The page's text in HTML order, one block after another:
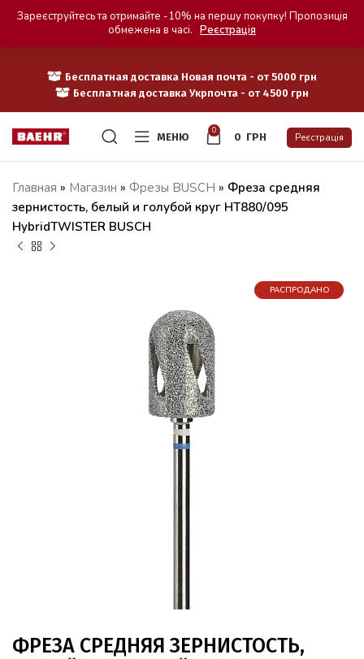
Бесплатная доставка Новая почта - от 5000 грн
Бесплатная доставка Укрпочта - от 4500 грн
МЕНЮ
0
0 ГРН Реєстрація
Главная » Магазин » Фрезы BUSCH » Фреза средняя
зернистость, белый и голубой круг HT880/095
HybridTWISTER BUSCH
РАСПРОДАНО
ФРЕЗА СРЕДНЯЯ ЗЕРНИСТОСТЬ,
Зареєструйтесь та отримайте -10% на першу покупку! Пропозиція
обмежена в часі. Реєстрація